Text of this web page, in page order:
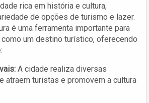
rica em história e cultura,
de opções de turismo e lazer.
é uma ferramenta importante para
um destino turístico, oferecendo
A cidade realiza diversas
atraem turistas e promovem a cultura